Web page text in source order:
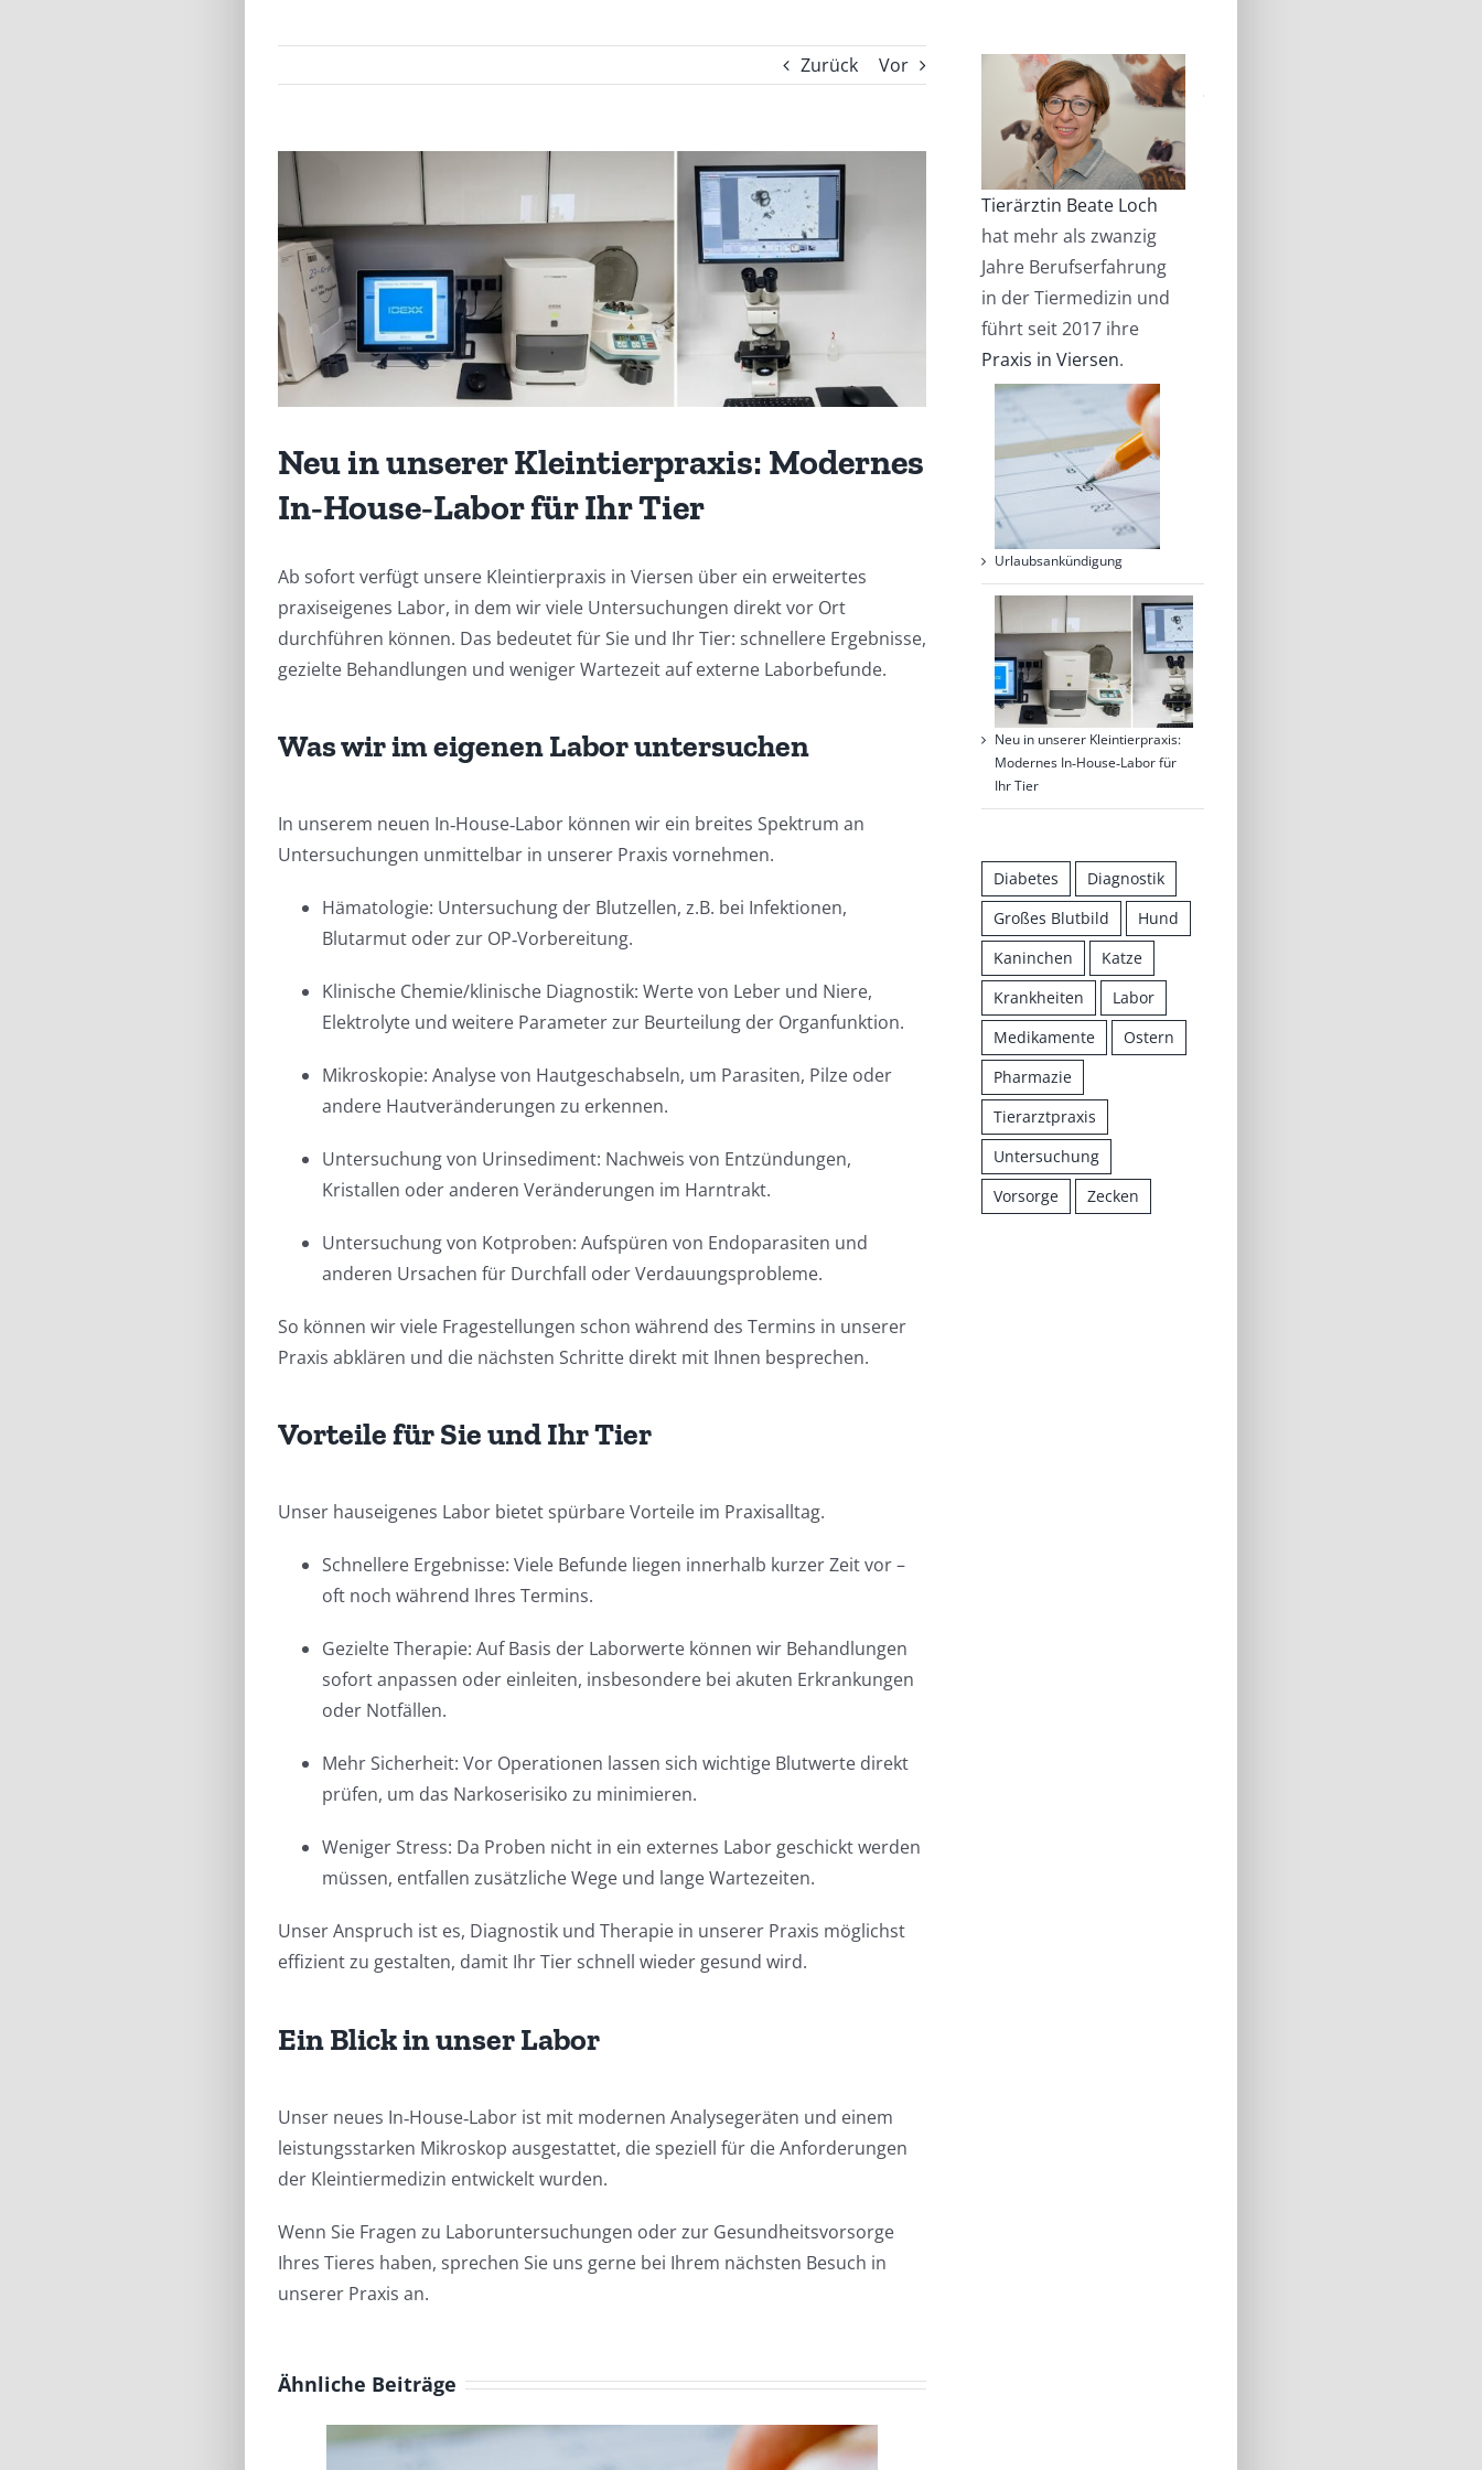
Zurück Vor
Zeige
grösseres
Bild
Neu in unserer Kleintierpraxis: Modernes
In‑House‑Labor für Ihr Tier
Ab sofort verfügt unsere Kleintierpraxis in Viersen über ein erweitertes
praxiseigenes Labor, in dem wir viele Untersuchungen direkt vor Ort
durchführen können. Das bedeutet für Sie und Ihr Tier: schnellere Ergebnisse,
gezielte Behandlungen und weniger Wartezeit auf externe Laborbefunde.
Was wir im eigenen Labor untersuchen
In unserem neuen In‑House‑Labor können wir ein breites Spektrum an
Untersuchungen unmittelbar in unserer Praxis vornehmen.
Hämatologie: Untersuchung der Blutzellen, z.B. bei Infektionen,
Blutarmut oder zur OP‑Vorbereitung.
Klinische Chemie/klinische Diagnostik: Werte von Leber und Niere,
Elektrolyte und weitere Parameter zur Beurteilung der Organfunktion.
Mikroskopie: Analyse von Hautgeschabseln, um Parasiten, Pilze oder
andere Hautveränderungen zu erkennen.
Untersuchung von Urinsediment: Nachweis von Entzündungen,
Kristallen oder anderen Veränderungen im Harntrakt.
Untersuchung von Kotproben: Aufspüren von Endoparasiten und
anderen Ursachen für Durchfall oder Verdauungsprobleme.
So können wir viele Fragestellungen schon während des Termins in unserer
Praxis abklären und die nächsten Schritte direkt mit Ihnen besprechen.
Vorteile für Sie und Ihr Tier
Unser hauseigenes Labor bietet spürbare Vorteile im Praxisalltag.
Schnellere Ergebnisse: Viele Befunde liegen innerhalb kurzer Zeit vor –
oft noch während Ihres Termins.
Gezielte Therapie: Auf Basis der Laborwerte können wir Behandlungen
sofort anpassen oder einleiten, insbesondere bei akuten Erkrankungen
oder Notfällen.
Mehr Sicherheit: Vor Operationen lassen sich wichtige Blutwerte direkt
prüfen, um das Narkoserisiko zu minimieren.
Weniger Stress: Da Proben nicht in ein externes Labor geschickt werden
müssen, entfallen zusätzliche Wege und lange Wartezeiten.
Unser Anspruch ist es, Diagnostik und Therapie in unserer Praxis möglichst
effizient zu gestalten, damit Ihr Tier schnell wieder gesund wird.
Ein Blick in unser Labor
Unser neues In‑House‑Labor ist mit modernen Analysegeräten und einem
leistungsstarken Mikroskop ausgestattet, die speziell für die Anforderungen
der Kleintiermedizin entwickelt wurden.
Wenn Sie Fragen zu Laboruntersuchungen oder zur Gesundheitsvorsorge
Ihres Tieres haben, sprechen Sie uns gerne bei Ihrem nächsten Besuch in
unserer Praxis an.
Ähnliche Beiträge
Tierärztin Beate Loch
hat mehr als zwanzig
Jahre Berufserfahrung
in der Tiermedizin und
führt seit 2017 ihre
Praxis in Viersen.
Urlaubsankündigung
Neu in unserer Kleintierpraxis:
Modernes In‑House‑Labor für
Ihr Tier
Diabetes
Diagnostik
Großes Blutbild
Hund
Kaninchen
Katze
Krankheiten
Labor
Medikamente
Ostern
Pharmazie
Tierarztpraxis
Untersuchung
Vorsorge
Zecken